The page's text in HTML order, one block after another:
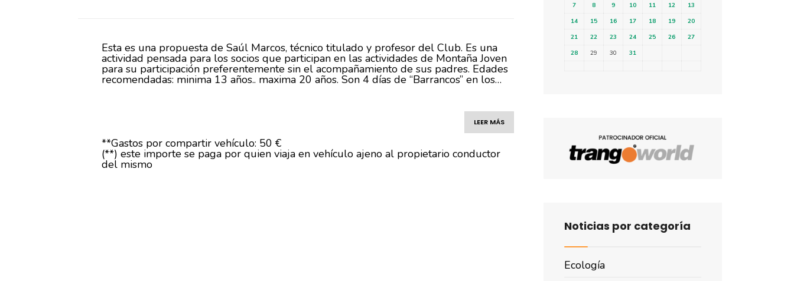
Esta es una propuesta de Saúl Marcos, técnico titulado y profesor del Club. Es una
actividad pensada para los socios que participan en las actividades de Montaña Joven
para su participación preferentemente sin el acompañamiento de sus padres. Edades
recomendadas: minima 13 años.. maxima 20 años. Son 4 días de “Barrancos” en los…
LEER MÁS
**Gastos por compartir vehículo: 50 €
(**) este importe se paga por quien viaja en vehículo ajeno al propietario conductor
del mismo
7
8 9 10 11 12
13
14
15 16 17 18 19
20
21
22 23 24 25 26
27
28
29 30 31
Noticias por categoría
Ecología